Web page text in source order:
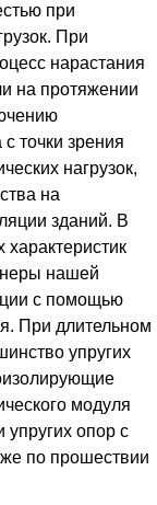
при
При
нарастания
на протяжении
точки зрения
нагрузок,
на
зданий. В
нашей
с помощью
При длительном
упругих
модуля
упругих опор с
по прошествии